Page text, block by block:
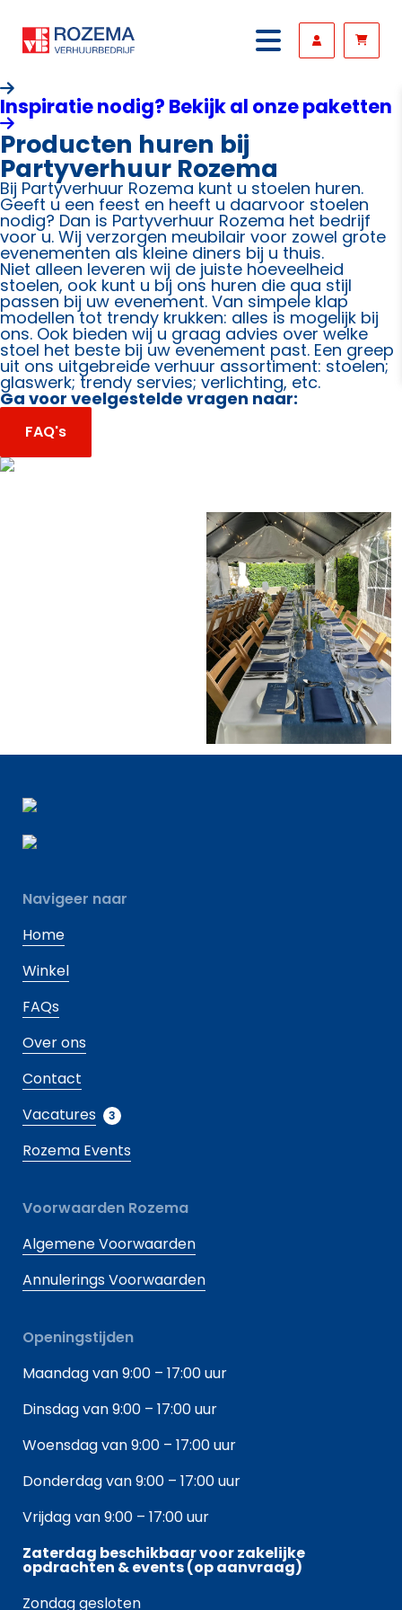
Inspiratie nodig? Bekijk al onze paketten
Producten huren bij
Partyverhuur Rozema
Bij Partyverhuur Rozema kunt u stoelen huren.
Geeft u een feest en heeft u daarvoor stoelen
nodig? Dan is Partyverhuur Rozema het bedrijf
voor u. Wij verzorgen meubilair voor zowel grote
evenementen als kleine diners bij u thuis.
Niet alleen leveren wij de juiste hoeveelheid
stoelen, ook kunt u bij ons huren die qua stijl
passen bij uw evenement. Van simpele klap
modellen tot trendy krukken: alles is mogelijk bij
ons. Ook bieden wij u graag advies over welke
stoel het beste bij uw evenement past. Een greep
uit ons uitgebreide verhuur assortiment: stoelen;
glaswerk; trendy servies; verlichting, etc.
Ga voor veelgestelde vragen naar:
FAQ's
Navigeer naar
Home
Winkel
FAQs
Over ons
Contact
Vacatures
3
Rozema Events
Voorwaarden Rozema
Algemene Voorwaarden
Annulerings Voorwaarden
Openingstijden
Maandag van 9:00 – 17:00 uur
Dinsdag van 9:00 – 17:00 uur
Woensdag van 9:00 – 17:00 uur
Donderdag van 9:00 – 17:00 uur
Vrijdag van 9:00 – 17:00 uur
Zaterdag beschikbaar voor zakelijke
opdrachten & events (op aanvraag)
Zondag gesloten